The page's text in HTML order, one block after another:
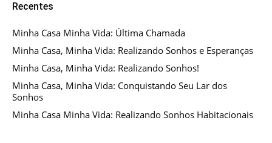
Recentes
Minha Casa Minha Vida: Última Chamada
Minha Casa, Minha Vida: Realizando Sonhos e Esperanças
Minha Casa, Minha Vida: Realizando Sonhos!
Minha Casa, Minha Vida: Conquistando Seu Lar dos
Sonhos
Minha Casa Minha Vida: Realizando Sonhos Habitacionais